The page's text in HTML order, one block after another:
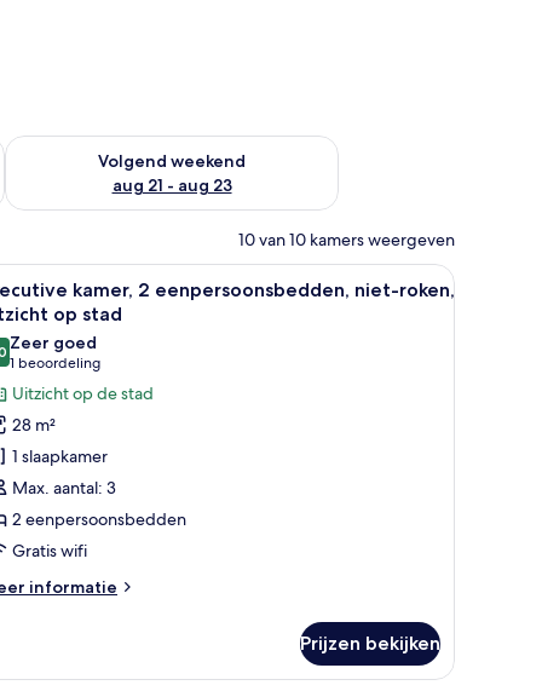
weekend aug 14 - aug 16
Volgend weekend
aug 21 - aug 23
De beschikbaarheid controleren voor volgend weekend aug
10 van 10 kamers weergeven
bureau, een stoel, een televisie en een groot raam met gordijnen.
Een hotelkamer met twee bedden, een
6
kamer, 2 eenpersoonsbedden, niet-roken,
op stad
van 10
Zeer goed
1 beoordeling
(1
beoordeling)
Uitzicht op de stad
28 m²
1 slaapkamer
Max. aantal: 3
2 eenpersoonsbedden
Gratis wifi
informatie
Prijzen bekijken